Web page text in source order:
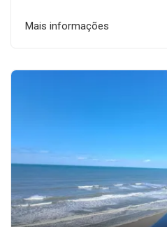
Mais informações